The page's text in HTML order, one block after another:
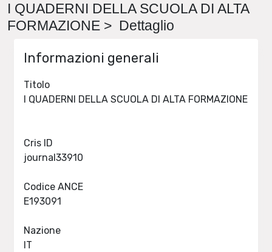
I QUADERNI DELLA SCUOLA DI ALTA
FORMAZIONE > Dettaglio
Informazioni generali
Titolo
I QUADERNI DELLA SCUOLA DI ALTA FORMAZIONE
Cris ID
Codice ANCE
Nazione